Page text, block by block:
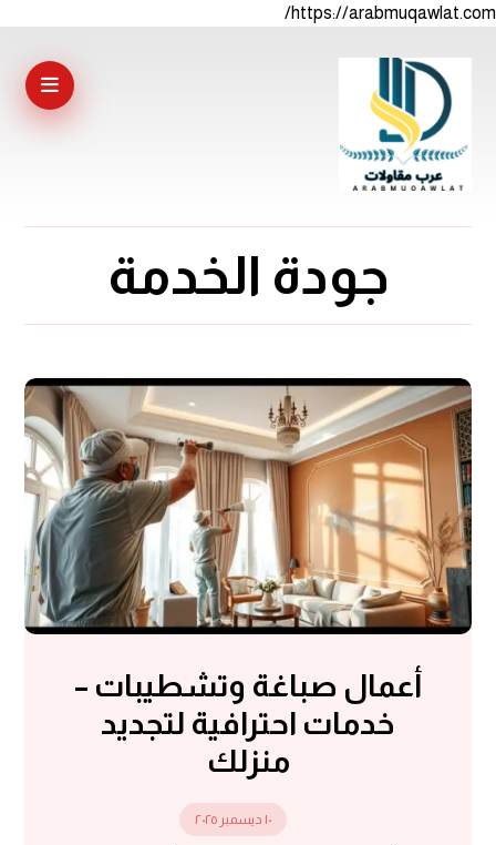
https://arabmuqawlat.com/
جودة الخدمة
أعمال صباغة وتشطيبات –
خدمات احترافية لتجديد
منزلك
١٠ ديسمبر ٢٠٢٥